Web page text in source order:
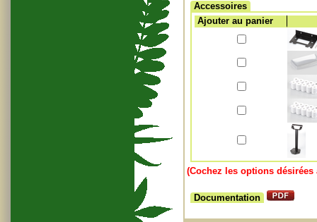
Accessoires
Ajouter au panier
(Cochez les options
Documentation